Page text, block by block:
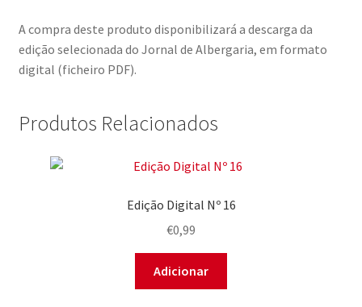
A compra deste produto disponibilizará a descarga da
edição selecionada do Jornal de Albergaria, em formato
digital (ficheiro PDF).
Produtos Relacionados
Edição Digital Nº 16
€0,99
Adicionar